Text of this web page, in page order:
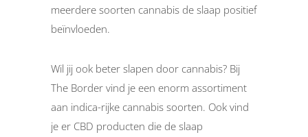
meerdere soorten cannabis de slaap positief
beïnvloeden.
Wil jij ook beter slapen door cannabis? Bij
The Border vind je een enorm assortiment
aan indica-rijke cannabis soorten. Ook vind
je er CBD producten die de slaap